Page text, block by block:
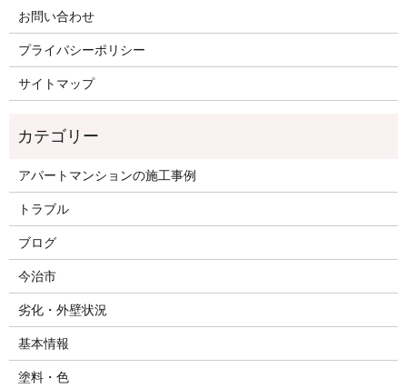
お問い合わせ
プライバシーポリシー
サイトマップ
アパートマンションの施工事例
トラブル
ブログ
今治市
劣化・外壁状況
基本情報
塗料・色